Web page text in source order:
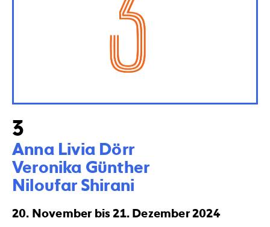
3
Anna Livia Dörr
Veronika Günther
Niloufar Shirani
20. November bis 21. Dezember 2024